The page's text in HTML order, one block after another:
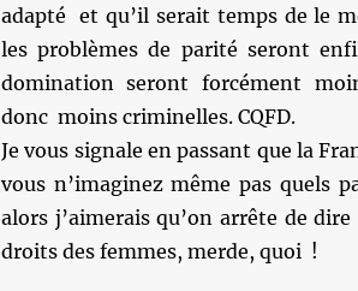
adapté et qu’il serait temps de le
les problèmes de parité seront
domination seront forcément
donc moins criminelles. CQFD.
Je vous signale en passant que la
vous n’imaginez même pas quels
alors j’aimerais qu’on arrête de
droits des femmes, merde, quoi !